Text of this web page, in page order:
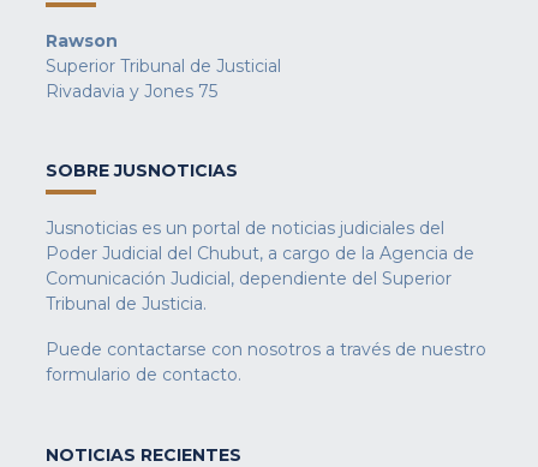
Rawson
Superior Tribunal de Justicial
Rivadavia y Jones 75
SOBRE JUSNOTICIAS
Jusnoticias es un portal de noticias judiciales del
Poder Judicial del Chubut, a cargo de la Agencia de
Comunicación Judicial, dependiente del Superior
Tribunal de Justicia.
Puede contactarse con nosotros a través de nuestro
formulario de contacto.
NOTICIAS RECIENTES